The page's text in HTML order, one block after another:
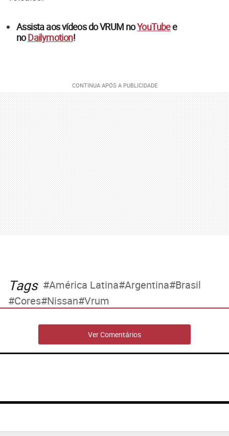
Assista aos vídeos do VRUM noYouTubee
noDailymotion!
Tags América Latina Argentina Brasil
Cores Nissan Vrum
Ver Comentários